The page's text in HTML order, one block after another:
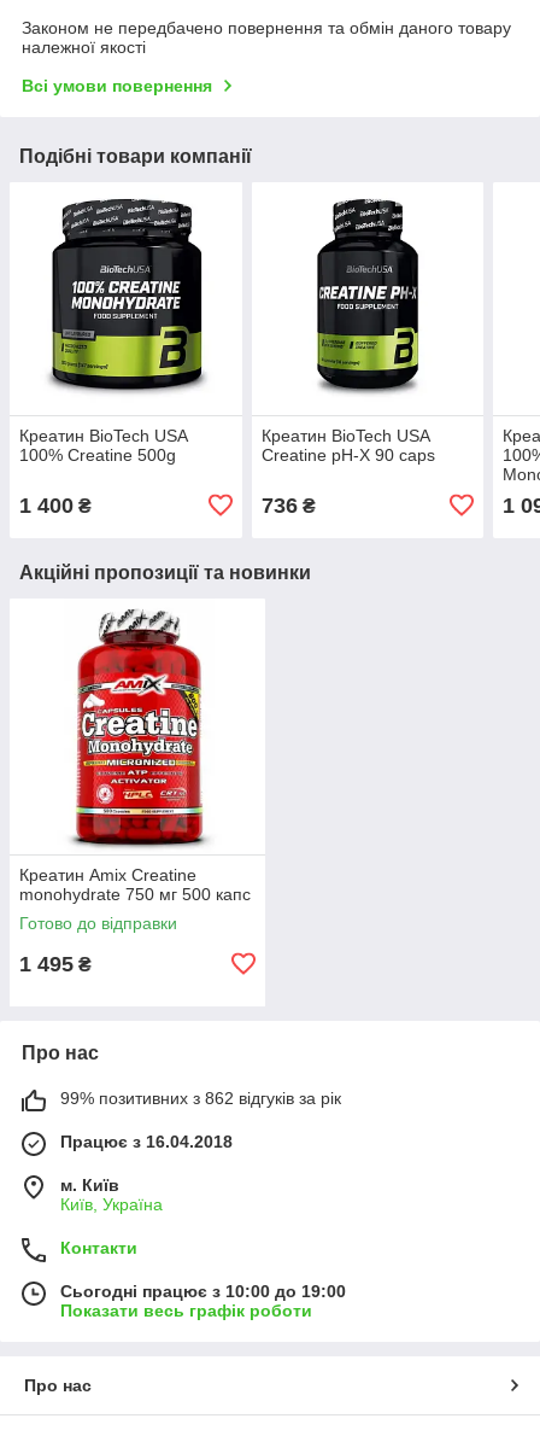
Законом не передбачено повернення та обмін даного товару
належної якості
Всі умови повернення
Подібні товари компанії
Креатин BioTech USA
100% Creatine 500g
1 400 ₴
Креатин BioTech USA
Creatine pH-X 90 caps
736₴ 1
Акційні пропозиції та новинки
Креатин Amix Creatine
monohydrate 750 мг 500 капс
Готово до відправки
1 495 ₴
Про нас
99% позитивних з 862 відгуків за рік
Працює з 16.04.2018
м. Київ
Київ, Україна
Контакти
Сьогодні працює з 10:00 до 19:00
Показати весь графік роботи
Про нас